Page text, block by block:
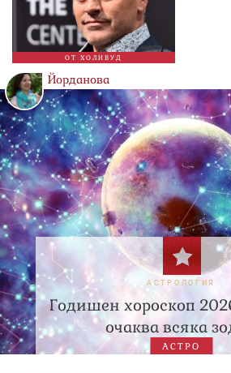
ОТ ХОЛИВУД
Йорданова
АСТРОЛОГИЯ
Годишен хороскоп
очаква всяка
АСТРО